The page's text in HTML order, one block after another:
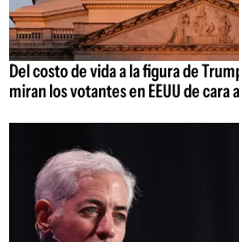
Del costo de vida a la figura de
miran los votantes en EEUU de cara